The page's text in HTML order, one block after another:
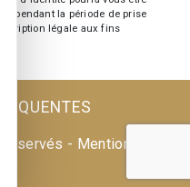
pendant la période de prise
légale aux fins
- Mentions